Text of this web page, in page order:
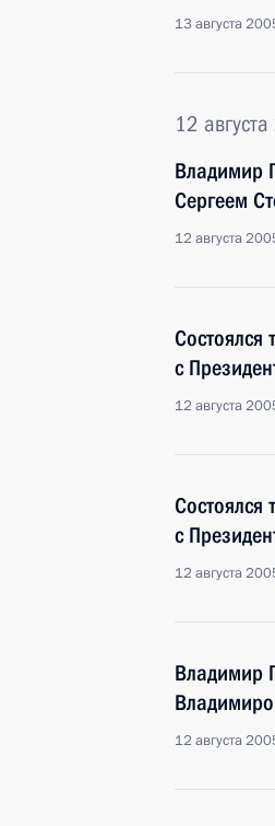
13 августа
12
Владимир
Сергеем
12 августа
Состоялся
с
12 августа
Состоялся
с
12 августа
Владимир
12 августа